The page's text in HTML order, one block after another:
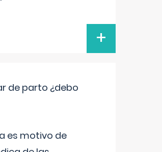
+
de parto ¿debo
es motivo de